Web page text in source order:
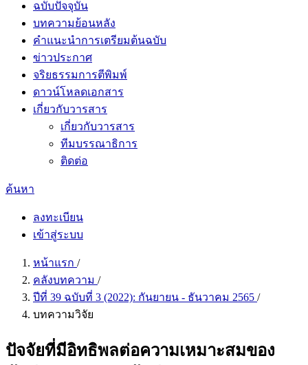
ฉบับปัจจุบัน
บทความย้อนหลัง
คำแนะนำการเตรียมต้นฉบับ
ข่าวประกาศ
จริยธรรมการตีพิมพ์
ดาวน์โหลดเอกสาร
เกี่ยวกับวารสาร
เกี่ยวกับวารสาร
ทีมบรรณาธิการ
ติดต่อ
ค้นหา
ลงทะเบียน
เข้าสู่ระบบ
หน้าแรก /
คลังบทความ /
ปีที่ 39 ฉบับที่ 3 (2022): กันยายน - ธันวาคม 2565 /
บทความวิจัย
ปัจจัยที่มีอิทธิพลต่อความเหมาะสมของ